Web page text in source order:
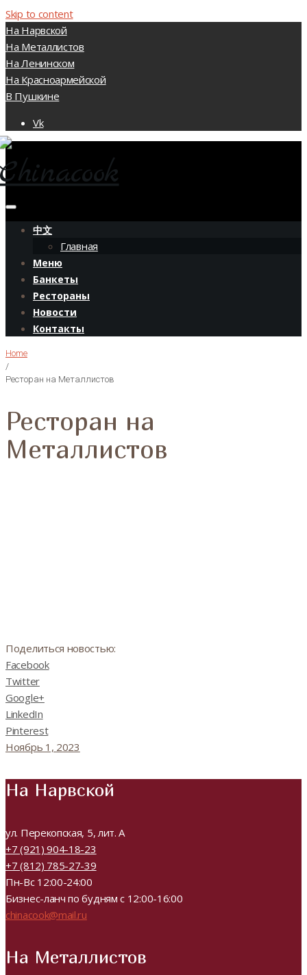
Skip to content
На Нарвской
На Металлистов
На Ленинском
На Красноармейской
В Пушкине
Vk
中文
Главная
Меню
Банкеты
Рестораны
Новости
Контакты
Home
/
Ресторан на Металлистов
Ресторан на
Металлистов
Поделиться новостью:
Facebook
Twitter
Google+
LinkedIn
Pinterest
Ноябрь 1, 2023
На Нарвской
ул. Перекопская, 5, лит. А
+7 (921) 904-18-23
+7 (812) 785-27-39
Пн-Вс 12:00-24:00
Бизнес-ланч по будням с 12:00-16:00
chinacook@mail.ru
На Металлистов